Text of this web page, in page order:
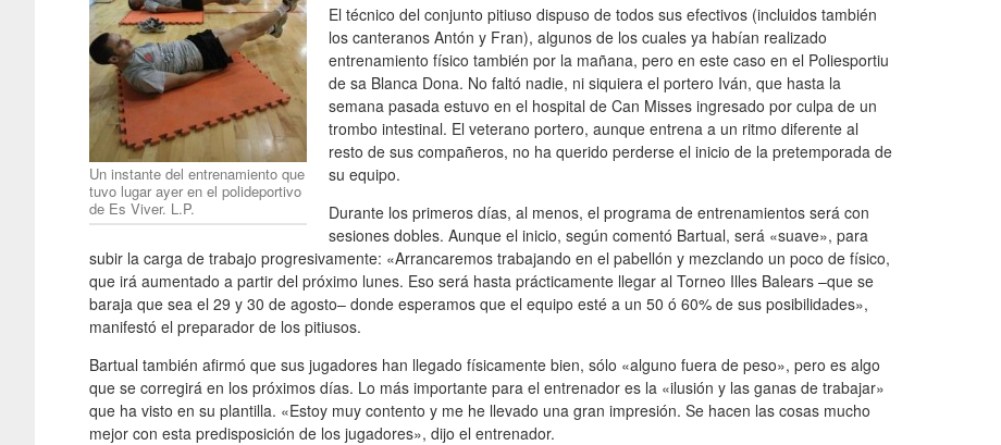
Un instante del entrenamiento que
tuvo lugar ayer en el polideportivo
de Es Viver. L.P.
El técnico del conjunto pitiuso dispuso de todos sus efectivos (incluidos también
los canteranos Antón y Fran), algunos de los cuales ya habían realizado
entrenamiento físico también por la mañana, pero en este caso en el Poliesportiu
de sa Blanca Dona. No faltó nadie, ni siquiera el portero Iván, que hasta la
semana pasada estuvo en el hospital de Can Misses ingresado por culpa de un
trombo intestinal. El veterano portero, aunque entrena a un ritmo diferente al
resto de sus compañeros, no ha querido perderse el inicio de la pretemporada de
su equipo.
Durante los primeros días, al menos, el programa de entrenamientos será con
sesiones dobles. Aunque el inicio, según comentó Bartual, será «suave», para
subir la carga de trabajo progresivamente: «Arrancaremos trabajando en el pabellón y mezclando un poco de físico,
que irá aumentado a partir del próximo lunes. Eso será hasta prácticamente llegar al Torneo Illes Balears –que se
baraja que sea el 29 y 30 de agosto– donde esperamos que el equipo esté a un 50 ó 60% de sus posibilidades»,
manifestó el preparador de los pitiusos.
Bartual también afirmó que sus jugadores han llegado físicamente bien, sólo «alguno fuera de peso», pero es algo
que se corregirá en los próximos días. Lo más importante para el entrenador es la «ilusión y las ganas de trabajar»
que ha visto en su plantilla. «Estoy muy contento y me he llevado una gran impresión. Se hacen las cosas mucho
mejor con esta predisposición de los jugadores», dijo el entrenador.